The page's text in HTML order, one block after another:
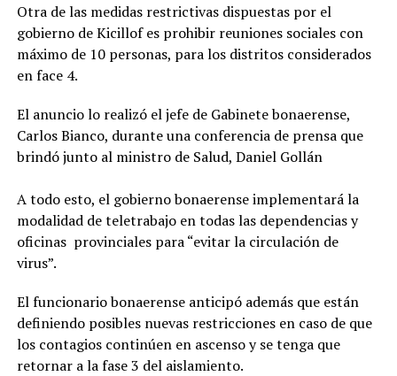
Otra de las medidas restrictivas dispuestas por el
gobierno de Kicillof es prohibir reuniones sociales con
máximo de 10 personas, para los distritos considerados
en face 4.
El anuncio lo realizó el jefe de Gabinete bonaerense,
Carlos Bianco, durante una conferencia de prensa que
brindó junto al ministro de Salud, Daniel Gollán
A todo esto, el gobierno bonaerense implementará la
modalidad de teletrabajo en todas las dependencias y
oficinas provinciales para “evitar la circulación de
virus”.
El funcionario bonaerense anticipó además que están
definiendo posibles nuevas restricciones en caso de que
los contagios continúen en ascenso y se tenga que
retornar a la fase 3 del aislamiento.